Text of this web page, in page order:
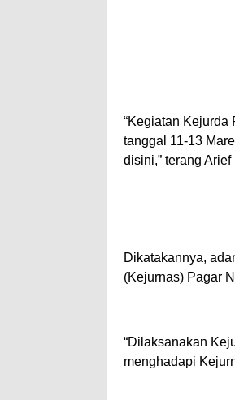
“Kegiatan Kejurda
tanggal 11-13
disini,” terang Arief
Dikatakannya,
(Kejurnas) Pagar
“Dilaksanakan
menghadapi